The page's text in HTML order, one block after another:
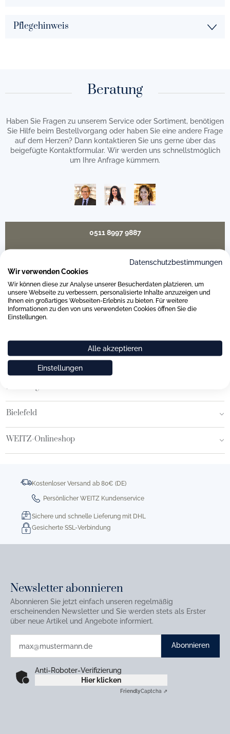
Pflegehinweis
Beratung
Haben Sie Fragen zu unserem Service oder Sortiment, benötigen
Sie Hilfe beim Bestellvorgang oder haben Sie eine andere Frage
auf dem Herzen? Dann kontaktieren Sie uns gerne über das
beigefügte Kontaktformular. Wir werden uns schnellstmöglich
um Ihre Anfrage kümmern.
0511 8997 9887
Unsere Häuser
Hamburg am Neuen Wall
Hamburg AEZ
Bielefeld
WEITZ-Onlineshop
Kostenloser Versand ab 80€ (DE)
Persönlicher WEITZ Kundenservice
Sichere und schnelle Lieferung mit DHL
Gesicherte SSL-Verbindung
Newsletter abonnieren
Abonnieren Sie jetzt einfach unseren regelmäßig
erscheinenden Newsletter und Sie werden stets als Erster
über neue Artikel und Angebote informiert.
Abonnieren
Anti-Roboter-Verifizierung
Hier klicken
FriendlyCaptcha ⇗
Datenschutzbestimmungen
Wir verwenden Cookies
Wir können diese zur Analyse unserer Besucherdaten platzieren, um
unsere Webseite zu verbessern, personalisierte Inhalte anzuzeigen und
Ihnen ein großartiges Webseiten-Erlebnis zu bieten. Für weitere
Informationen zu den von uns verwendeten Cookies öffnen Sie die
Einstellungen.
Alle akzeptieren
Einstellungen